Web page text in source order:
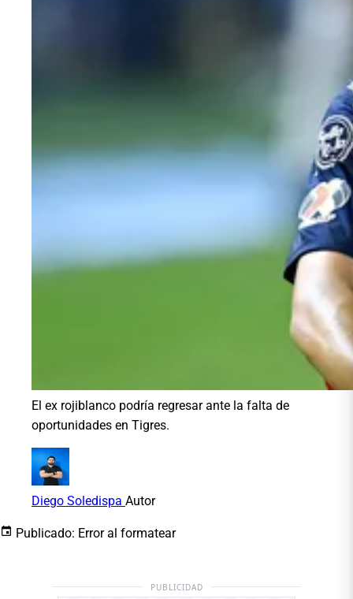
El ex rojiblanco podría regresar ante la falta de
oportunidades en Tigres.
Diego Soledispa Autor
Publicado: Error al formatear
PUBLICIDAD